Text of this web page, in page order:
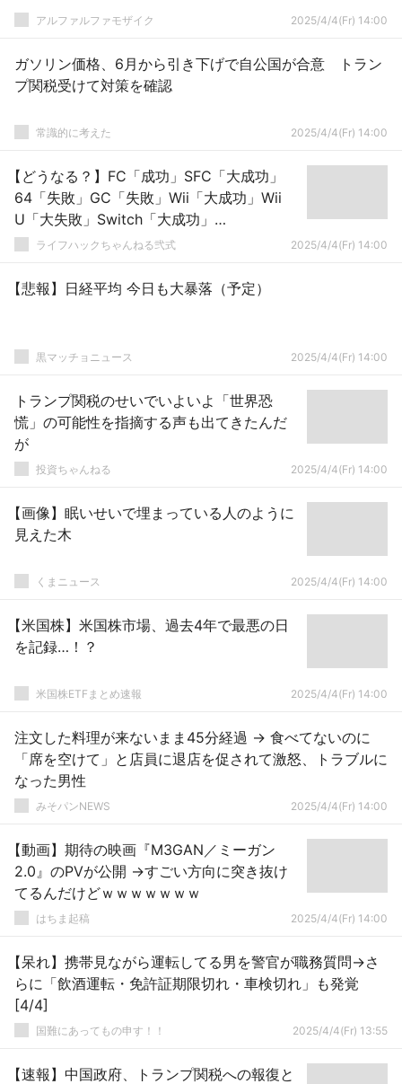
アルファルファモザイク 2025/4/4(Fr) 14:00
ガソリン価格、6月から引き下げで自公国が合意 トラン
プ関税受けて対策を確認
常識的に考えた 2025/4/4(Fr) 14:00
【どうなる？】FC「成功」SFC「大成功」
64「失敗」GC「失敗」Wii「大成功」Wii
U「大失敗」Switch「大成功」
Switch2「…」←
ライフハックちゃんねる弐式 2025/4/4(Fr) 14:00
【悲報】日経平均 今日も大暴落（予定）
黒マッチョニュース 2025/4/4(Fr) 14:00
トランプ関税のせいでいよいよ「世界恐
慌」の可能性を指摘する声も出てきたんだ
が
投資ちゃんねる 2025/4/4(Fr) 14:00
【画像】眠いせいで埋まっている人のように
見えた木
くまニュース 2025/4/4(Fr) 14:00
【米国株】米国株市場、過去4年で最悪の日
を記録…！？
米国株ETFまとめ速報 2025/4/4(Fr) 14:00
注文した料理が来ないまま45分経過 → 食べてないのに
「席を空けて」と店員に退店を促されて激怒、トラブルに
なった男性
みそパンNEWS 2025/4/4(Fr) 14:00
【動画】期待の映画『M3GAN／ミーガン
2.0』のPVが公開 →すごい方向に突き抜け
てるんだけどｗｗｗｗｗｗｗ
はちま起稿 2025/4/4(Fr) 14:00
【呆れ】携帯見ながら運転してる男を警官が職務質問→さ
らに「飲酒運転・免許証期限切れ・車検切れ」も発覚
[4/4]
国難にあってもの申す！！ 2025/4/4(Fr) 13:55
【速報】中国政府、トランプ関税への報復と